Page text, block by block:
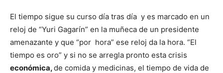
El tiempo sigue su curso día tras día y es marcado en un
reloj de “Yuri Gagarín” en la muñeca de un presidente
amenazante y que “por hora” ese reloj da la hora. “El
tiempo es oro” y si no se arregla pronto esta crisis
económica,de comida y medicinas, el tiempo de vida de